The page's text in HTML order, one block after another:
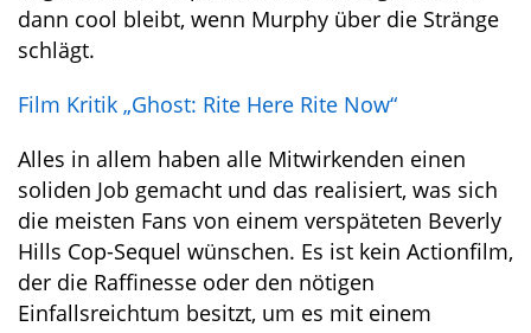
dann cool bleibt, wenn Murphy über die Stränge
schlägt.
Film Kritik „Ghost: Rite Here Rite Now“
Alles in allem haben alle Mitwirkenden einen
soliden Job gemacht und das realisiert, was sich
die meisten Fans von einem verspäteten Beverly
Hills Cop-Sequel wünschen. Es ist kein Actionfilm,
der die Raffinesse oder den nötigen
Einfallsreichtum besitzt, um es mit einem